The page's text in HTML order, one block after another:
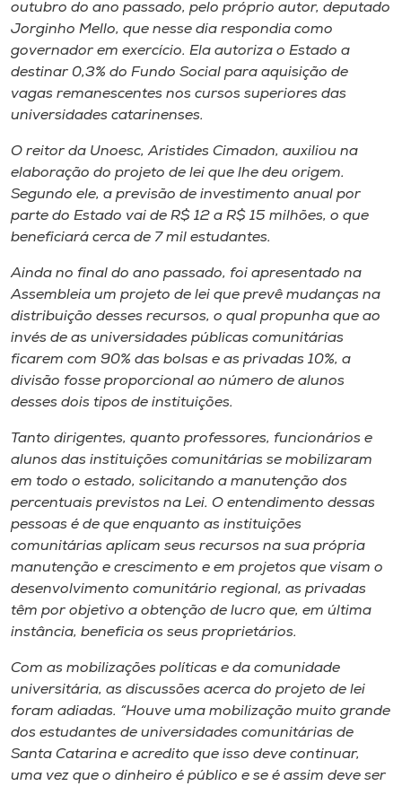
outubro do ano passado, pelo próprio autor, deputado
Jorginho Mello, que nesse dia respondia como
governador em exercício. Ela autoriza o Estado a
destinar 0,3% do Fundo Social para aquisição de
vagas remanescentes nos cursos superiores das
universidades catarinenses.
O reitor da Unoesc, Aristides Cimadon, auxiliou na
elaboração do projeto de lei que lhe deu origem.
Segundo ele, a previsão de investimento anual por
parte do Estado vai de R$ 12 a R$ 15 milhões, o que
beneficiará cerca de 7 mil estudantes.
Ainda no final do ano passado, foi apresentado na
Assembleia um projeto de lei que prevê mudanças na
distribuição desses recursos, o qual propunha que ao
invés de as universidades públicas comunitárias
ficarem com 90% das bolsas e as privadas 10%, a
divisão fosse proporcional ao número de alunos
desses dois tipos de instituições.
Tanto dirigentes, quanto professores, funcionários e
alunos das instituições comunitárias se mobilizaram
em todo o estado, solicitando a manutenção dos
percentuais previstos na Lei. O entendimento dessas
pessoas é de que enquanto as instituições
comunitárias aplicam seus recursos na sua própria
manutenção e crescimento e em projetos que visam o
desenvolvimento comunitário regional, as privadas
têm por objetivo a obtenção de lucro que, em última
instância, beneficia os seus proprietários.
Com as mobilizações políticas e da comunidade
universitária, as discussões acerca do projeto de lei
foram adiadas. “Houve uma mobilização muito grande
dos estudantes de universidades comunitárias de
Santa Catarina e acredito que isso deve continuar,
uma vez que o dinheiro é público e se é assim deve ser